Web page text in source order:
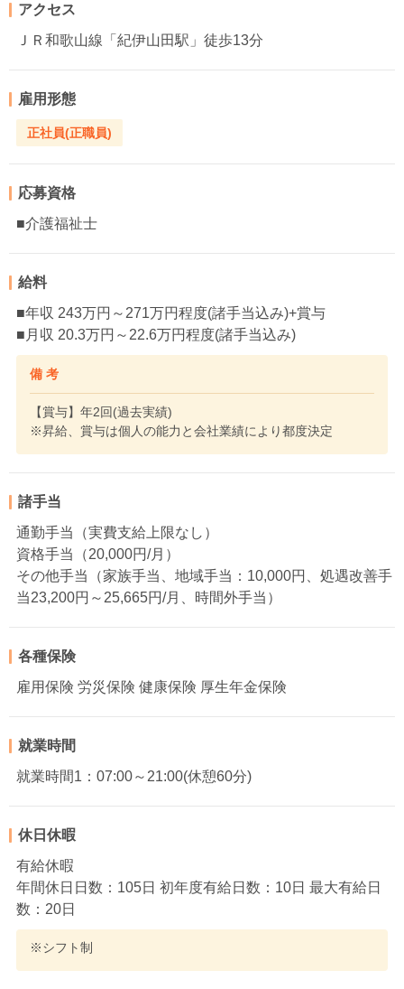
アクセス
ＪＲ和歌山線「紀伊山田駅」徒歩13分
雇用形態
正社員(正職員)
応募資格
■介護福祉士
給料
■年収 243万円～271万円程度(諸手当込み)+賞与
■月収 20.3万円～22.6万円程度(諸手当込み)
備 考
【賞与】年2回(過去実績)
※昇給、賞与は個人の能力と会社業績により都度決定
諸手当
通勤手当（実費支給上限なし）
資格手当（20,000円/月）
その他手当（家族手当、地域手当：10,000円、処遇改善手
当23,200円～25,665円/月、時間外手当）
各種保険
雇用保険 労災保険 健康保険 厚生年金保険
就業時間
就業時間1：07:00～21:00(休憩60分)
休日休暇
有給休暇
年間休日日数：105日 初年度有給日数：10日 最大有給日
数：20日
※シフト制